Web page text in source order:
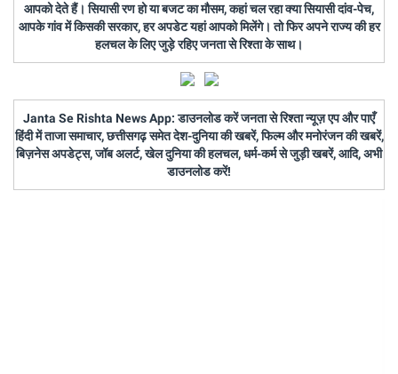
आपको देते हैं। सियासी रण हो या बजट का मौसम, कहां चल रहा क्या सियासी दांव-पेच,
आपके गांव में किसकी सरकार, हर अपडेट यहां आपको मिलेंगे। तो फिर अपने राज्य की हर
हलचल के लिए जुड़े रहिए जनता से रिश्ता के साथ।
Janta Se Rishta News App: डाउनलोड करें जनता से रिश्ता न्यूज़ एप और पाएँ
हिंदी में ताजा समाचार, छत्तीसगढ़ समेत देश-दुनिया की खबरें, फिल्म और मनोरंजन की खबरें,
बिज़नेस अपडेट्स, जॉब अलर्ट, खेल दुनिया की हलचल, धर्म-कर्म से जुड़ी खबरें, आदि, अभी
डाउनलोड करें!